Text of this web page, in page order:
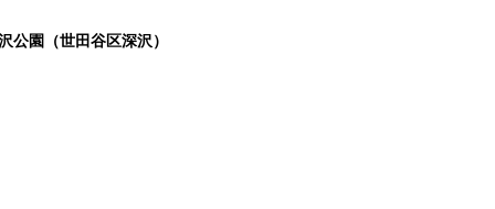
公園（世田谷区深沢）